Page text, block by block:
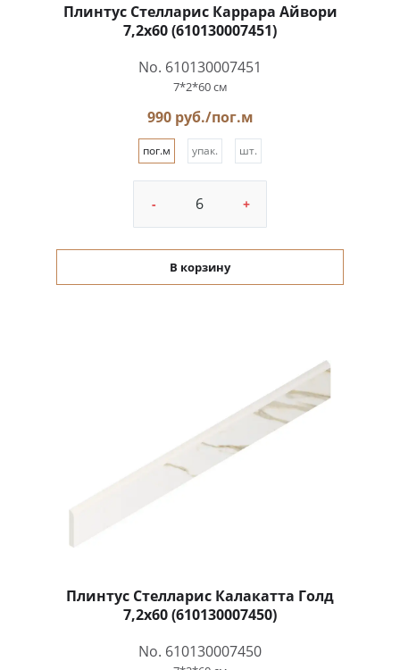
Плинтус Стелларис Каррара Айвори
7,2x60 (610130007451)
No. 610130007451
7*2*60 см
990 руб./пог.м
пог.м упак. шт.
- +
В корзину
Плинтус Стелларис Калакатта Голд
7,2x60 (610130007450)
No. 610130007450